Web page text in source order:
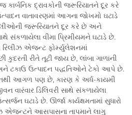
કાર્બનિક દ્રાવકોની જરૂરિયાતને દૂર કરે
વાતાવરણમાં આગના જોખમો ઘટાડે
જરૂરિયાતને દૂર કરે છે અને
સંકળાયેલા વીમા પ્રિમીયમને ઘટાડે છે.
એજન્ટ ફોર્મ્યુલેશનમાં
કુદરતી રીતે તૂટી જાય છે, લાંબા ગાળાની
ટકાઉ ઉત્પાદન પદ્ધતિઓને ટેકો આપે છે.
આગળ પણ છે, કારણ કે અર્ધ-કાયમી
વારંવાર ડિલિવરી સાથે સંકળાયેલા
ઘટાડે છે. ઊર્જા કાર્યક્ષમતામાં સુધારો
આસપાસના તાપમાને લાગુ